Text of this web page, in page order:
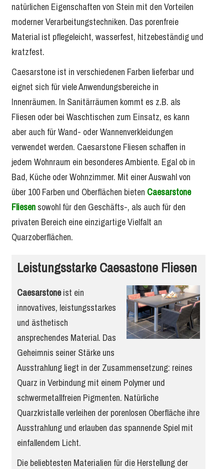
natürlichen Eigenschaften von Stein mit den Vorteilen
moderner Verarbeitungstechniken. Das porenfreie
Material ist pflegeleicht, wasserfest, hitzebeständig und
kratzfest.
Caesarstone ist in verschiedenen Farben lieferbar und
eignet sich für viele Anwendungsbereiche in
Innenräumen. In Sanitärräumen kommt es z.B. als
Fliesen oder bei Waschtischen zum Einsatz, es kann
aber auch für Wand- oder Wannenverkleidungen
verwendet werden. Caesarstone Fliesen schaffen in
jedem Wohnraum ein besonderes Ambiente. Egal ob in
Bad, Küche oder Wohnzimmer. Mit einer Auswahl von
über 100 Farben und Oberflächen bieten Caesarstone
Fliesensowohl für den Geschäfts-, als auch für den
privaten Bereich eine einzigartige Vielfalt an
Quarzoberflächen.
Leistungsstarke Caesastone Fliesen
Caesarstoneist ein
innovatives, leistungsstarkes
und ästhetisch
ansprechendes Material. Das
Geheimnis seiner Stärke uns
Ausstrahlung liegt in der Zusammensetzung: reines
Quarz in Verbindung mit einem Polymer und
schwermetallfreien Pigmenten. Natürliche
Quarzkristalle verleihen der porenlosen Oberfläche ihre
Ausstrahlung und erlauben das spannende Spiel mit
einfallendem Licht.
Die beliebtesten Materialien für die Herstellung der